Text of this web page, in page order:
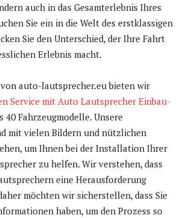
auch in das Gesamterlebnis Ihres
Sie ein in die Welt des erstklassigen
Sie den Unterschied, der Ihre Fahrt
Erlebnis macht.
auto-lautsprecher.eu bieten wir
Service mit Auto Lautsprecher Einbau-
40 Fahrzeugmodelle. Unsere
mit vielen Bildern und nützlichen
um Ihnen bei der Installation Ihrer
zu helfen. Wir verstehen, dass
eine Herausforderung
möchten wir sicherstellen, dass Sie
haben, um den Prozess so